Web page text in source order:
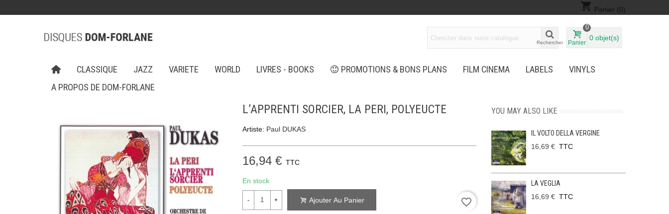
shopping_cart Panier (0)
Rechercher Panier
0
0 objet(s)
CLASSIQUE JAZZ VARIETE WORLD LIVRES - BOOKS PROMOTIONS & BONS PLANS FILM CINEMA LABELS
VINYLS
A PROPOS DE DOM-FORLANE
L’APPRENTI SORCIER, LA PERI, POLYEUCTE
Artiste: Paul DUKAS
16,94 € TTC
En stock
- + Ajouter Au Panier favorite_border
YOU MAY ALSO LIKE
IL VOLTO DELLA VERGINE
16,69 € TTC
LA VEGLIA
16,69 € TTC